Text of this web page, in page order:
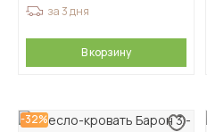
за 3 дня
В корзину
-32%